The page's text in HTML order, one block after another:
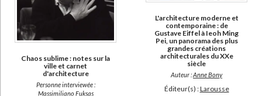
Chaos sublime : notes sur la
ville et carnet
d'architecture
Personne interviewée :
Massimiliano Fuksas
L'architecture moderne et
contemporaine : de
Gustave Eiffel à Ieoh Ming
Pei, un panorama des plus
grandes créations
architecturales du XXe
siècle
Auteur :Anne Bony
Éditeur(s) :Larousse